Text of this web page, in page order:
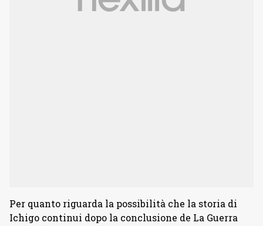
Per quanto riguarda la possibilità che la storia di
Ichigo continui dopo la conclusione de La Guerra